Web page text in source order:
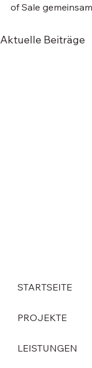
of Sale
Aktuelle Beiträge
STARTSEITE
PROJEKTE
LEISTUNGEN